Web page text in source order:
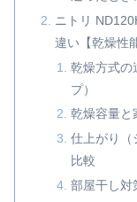
ニトリ
違い【乾燥性
乾燥方式の
プ）
乾燥容量と
仕上がり（
比較
部屋干し対